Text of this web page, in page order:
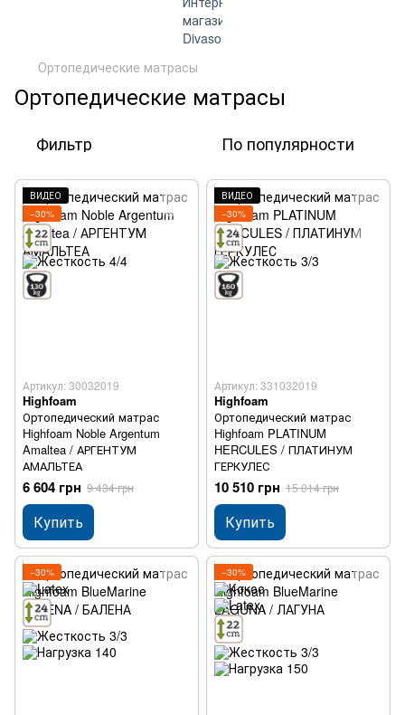
Ортопедические матрасы
Ортопедические матрасы
Фильтр По популярности
ВИДЕО
−30%
Артикул: 30032019
Highfoam
Ортопедический матрас
Highfoam Noble Argentum
Amaltea / АРГЕНТУМ
АМАЛЬТЕА
6 604 грн 9 434 грн
Купить
ВИДЕО
−30%
Артикул: 331032019
Highfoam
Ортопедический матрас
Highfoam PLATINUM
HERCULES / ПЛАТИНУМ
ГЕРКУЛЕС
10 510 грн 15 014 грн
Купить
−30% −30%